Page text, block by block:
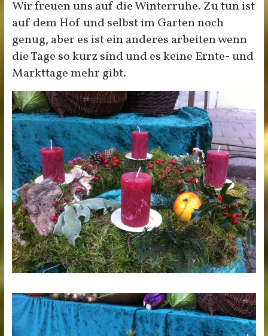
Wir freuen uns auf die Winterruhe. Zu tun ist
auf dem Hof und selbst im Garten noch
genug, aber es ist ein anderes arbeiten wenn
die Tage so kurz sind und es keine Ernte- und
Markttage mehr gibt.